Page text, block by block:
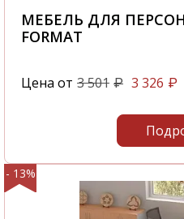
МЕБЕЛЬ ДЛЯ
FORMAT
Цена от 3 501 ₽ 3 326 ₽
- 13%